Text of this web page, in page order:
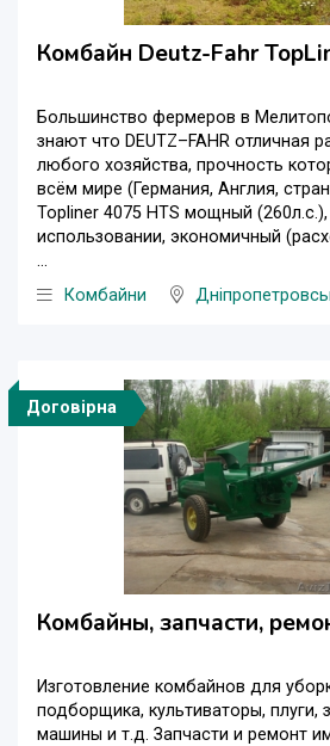
Комбайн Deutz-Fahr
Большинство фермеров в
знают что DEUTZ–FAHR отличная
любого хозяйства, прочность
всём мире (Германия, Англия,
Topliner 4075 HTS мощный
использовании, экономичный
...
Комбайни
Договірна
Комбайны, запчасти,
Изготовление комбайнов для
подборщика, культиваторы, плуги,
машины и т.д. Запчасти и ремонт